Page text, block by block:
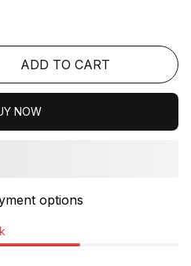
ADD TO CART
NOW
options